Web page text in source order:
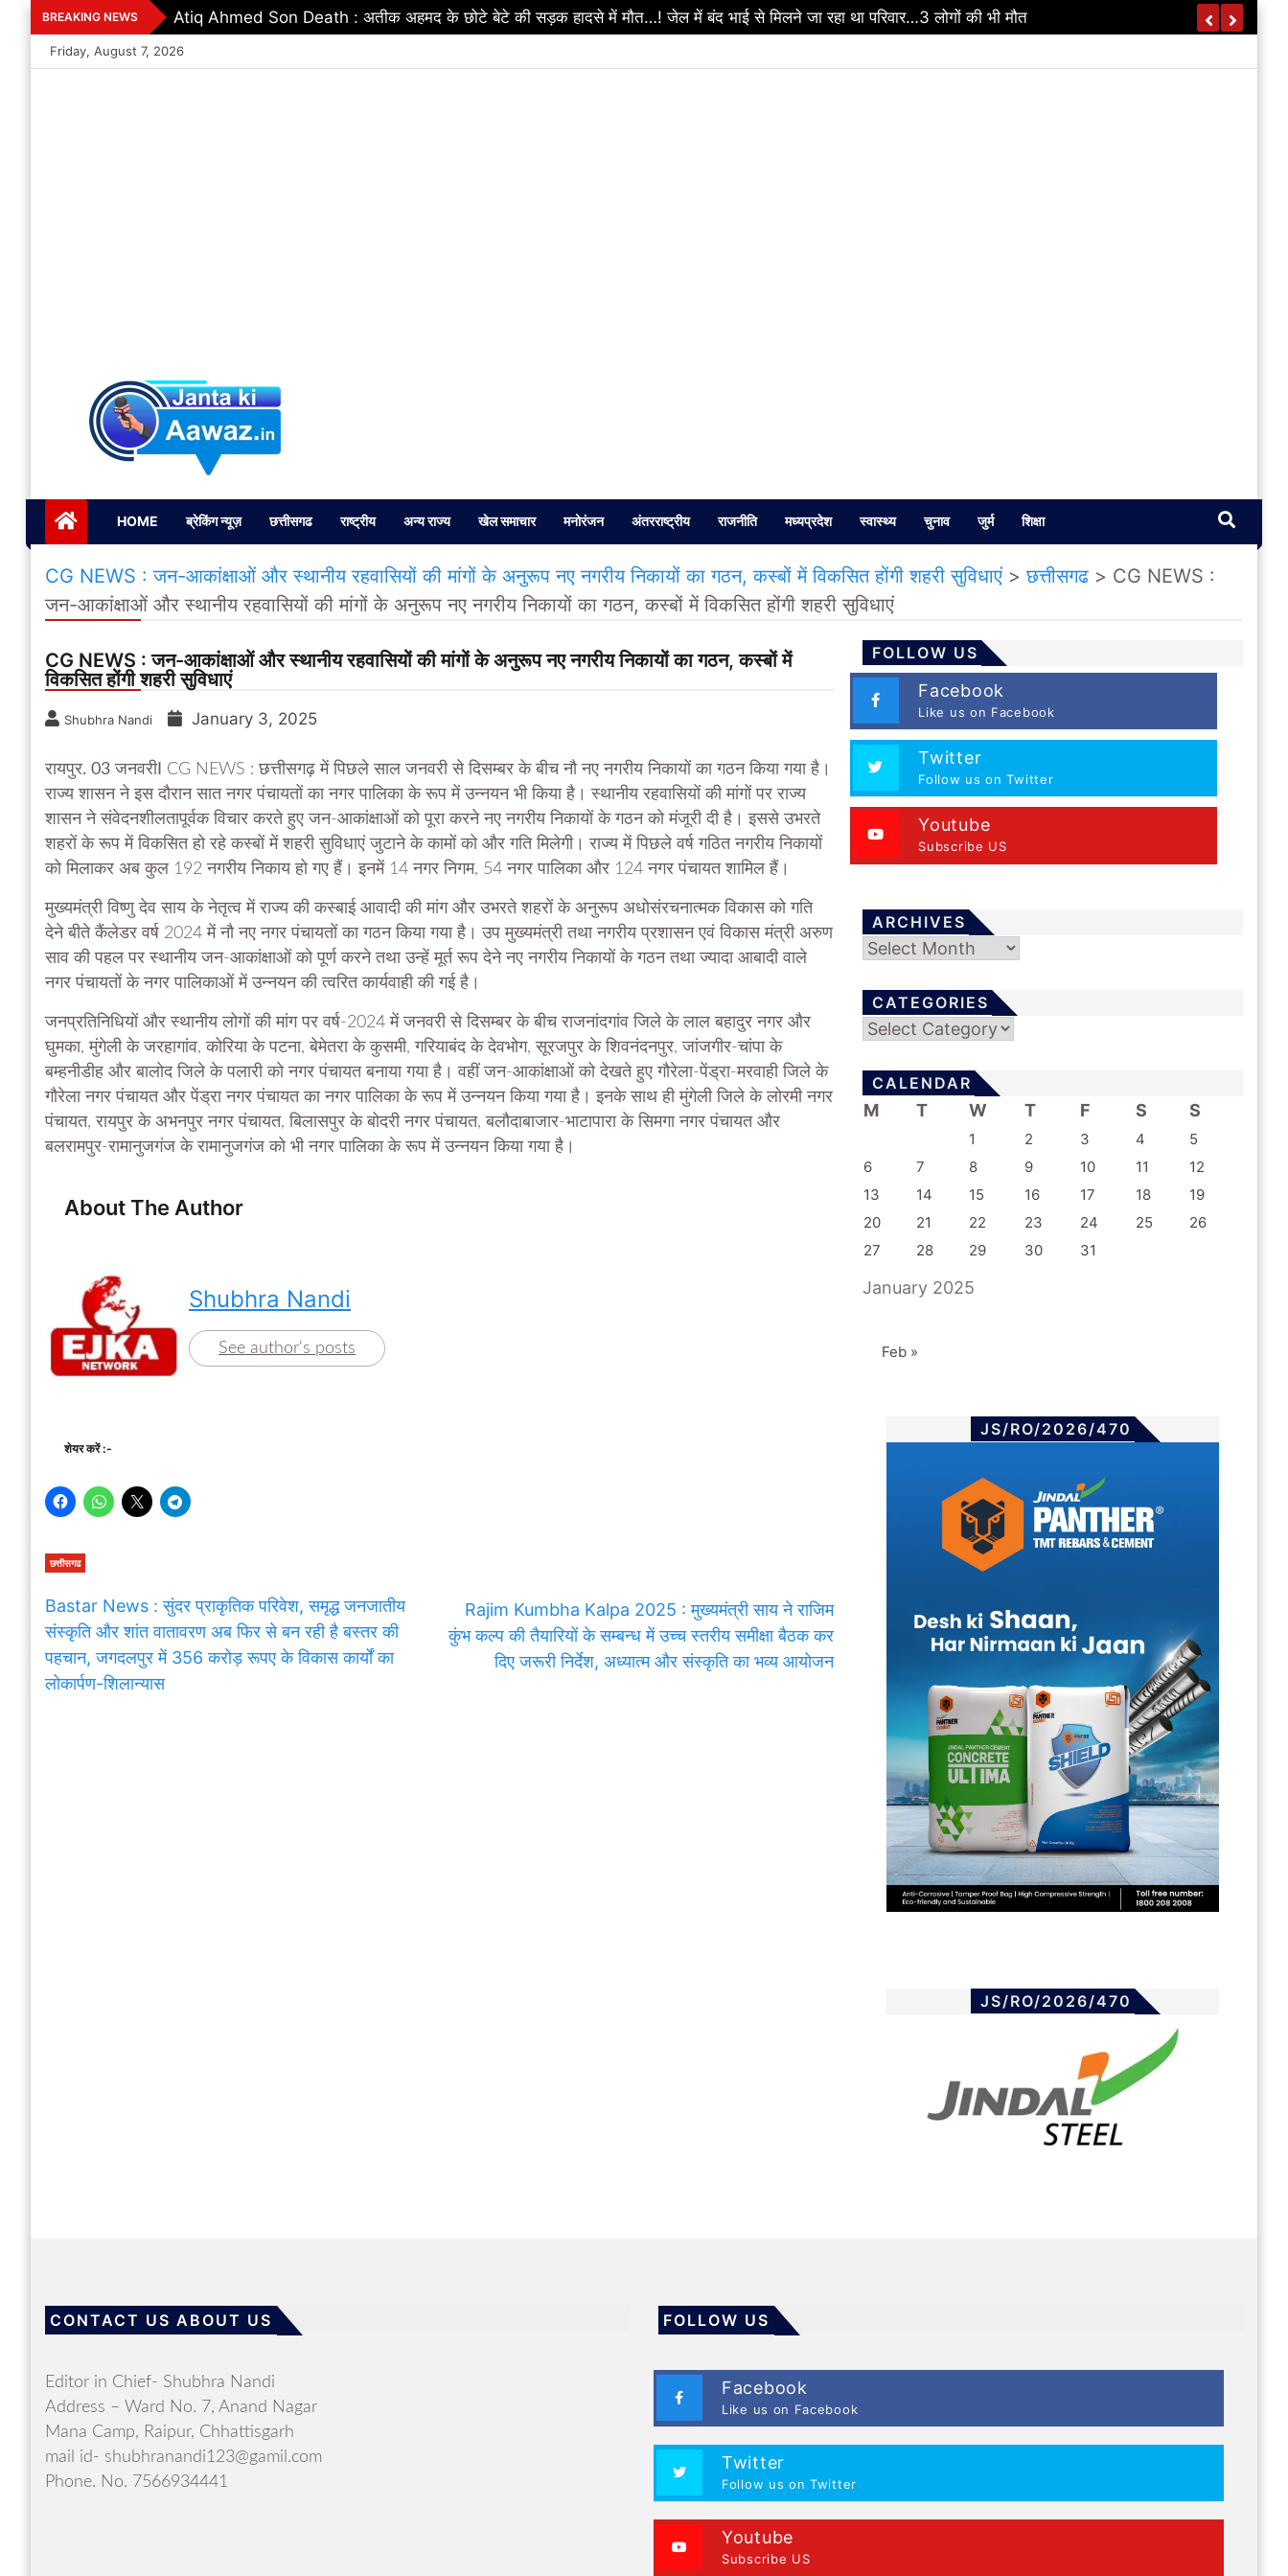
Skip
to
content
BREAKING NEWS Atiq Ahmed Son Death : अतीक अहमद के छोटे बेटे की सड़क हादसे में मौत…! जेल में बंद भाई से मिलने जा रहा था परिवार…3 लोगों की भी मौत
Friday, August 7, 2026
Janta ki Aawaz
HOME ब्रेकिंग न्यूज़ छत्तीसगढ राष्ट्रीय अन्य राज्य खेल समाचार मनोरंजन अंतरराष्ट्रीय राजनीति मध्यप्रदेश स्वास्थ्य चुनाव जुर्म शिक्षा
CG NEWS : जन-आकांक्षाओं और स्थानीय रहवासियों की मांगों के अनुरूप नए नगरीय निकायों का गठन, कस्बों में विकसित होंगी शहरी सुविधाएं>छत्तीसगढ > CG NEWS :
जन-आकांक्षाओं और स्थानीय रहवासियों की मांगों के अनुरूप नए नगरीय निकायों का गठन, कस्बों में विकसित होंगी शहरी सुविधाएं
CG NEWS : जन-आकांक्षाओं और स्थानीय रहवासियों की मांगों के अनुरूप नए नगरीय निकायों का गठन, कस्बों में
विकसित होंगी शहरी सुविधाएं
Shubhra Nandi January 3, 2025
रायपुर. 03 जनवरीI CG NEWS : छत्तीसगढ़ में पिछले साल जनवरी से दिसम्बर के बीच नौ नए नगरीय निकायों का गठन किया गया है।
राज्य शासन ने इस दौरान सात नगर पंचायतों का नगर पालिका के रूप में उन्नयन भी किया है। स्थानीय रहवासियों की मांगों पर राज्य
शासन ने संवेदनशीलतापूर्वक विचार करते हुए जन-आकांक्षाओं को पूरा करने नए नगरीय निकायों के गठन को मंजूरी दी है। इससे उभरते
शहरों के रूप में विकसित हो रहे कस्बों में शहरी सुविधाएं जुटाने के कामों को और गति मिलेगी। राज्य में पिछले वर्ष गठित नगरीय निकायों
को मिलाकर अब कुल 192 नगरीय निकाय हो गए हैं। इनमें 14 नगर निगम, 54 नगर पालिका और 124 नगर पंचायत शामिल हैं।
मुख्यमंत्री विष्णु देव साय के नेतृत्व में राज्य की कस्बाई आवादी की मांग और उभरते शहरों के अनुरूप अधोसंरचनात्मक विकास को गति
देने बीते कैंलेडर वर्ष 2024 में नौ नए नगर पंचायतों का गठन किया गया है। उप मुख्यमंत्री तथा नगरीय प्रशासन एवं विकास मंत्री अरुण
साव की पहल पर स्थानीय जन-आकांक्षाओं को पूर्ण करने तथा उन्हें मूर्त रूप देने नए नगरीय निकायों के गठन तथा ज्यादा आबादी वाले
नगर पंचायतों के नगर पालिकाओं में उन्नयन की त्वरित कार्यवाही की गई है।
जनप्रतिनिधियों और स्थानीय लोगों की मांग पर वर्ष-2024 में जनवरी से दिसम्बर के बीच राजनांदगांव जिले के लाल बहादुर नगर और
घुमका, मुंगेली के जरहागांव, कोरिया के पटना, बेमेतरा के कुसमी, गरियाबंद के देवभोग, सूरजपुर के शिवनंदनपुर, जांजगीर-चांपा के
बम्हनीडीह और बालोद जिले के पलारी को नगर पंचायत बनाया गया है। वहीं जन-आकांक्षाओं को देखते हुए गौरेला-पेंड्रा-मरवाही जिले के
गौरेला नगर पंचायत और पेंड्रा नगर पंचायत का नगर पालिका के रूप में उन्नयन किया गया है। इनके साथ ही मुंगेली जिले के लोरमी नगर
पंचायत, रायपुर के अभनपुर नगर पंचायत, बिलासपुर के बोदरी नगर पंचायत, बलौदाबाजार-भाटापारा के सिमगा नगर पंचायत और
बलरामपुर-रामानुजगंज के रामानुजगंज को भी नगर पालिका के रूप में उन्नयन किया गया है।
About The Author
Shubhra Nandi
See author's posts
शेयर करें :-
छत्तीसगढ
Bastar News : सुंदर प्राकृतिक परिवेश, समृद्ध जनजातीय
संस्कृति और शांत वातावरण अब फिर से बन रही है बस्तर की
पहचान, जगदलपुर में 356 करोड़ रूपए के विकास कार्यों का
लोकार्पण-शिलान्यास
Rajim Kumbha Kalpa 2025 : मुख्यमंत्री साय ने राजिम
कुंभ कल्प की तैयारियों के सम्बन्ध में उच्च स्तरीय समीक्षा बैठक कर
दिए जरूरी निर्देश, अध्यात्म और संस्कृति का भव्य आयोजन
FOLLOW US
Facebook
Like us on Facebook
Twitter
Follow us on Twitter
Youtube
Subscribe US
ARCHIVES
Archives
CATEGORIES
Categories
CALENDAR
January 2025
M T W T F S S
1 2 3 4
5
6
7 8 9 10 11
12
13
14 15 16 17 18
19
20
21 22 23 24 25
26
27
28 29 30 31
Feb »
JS/RO/2026/470
JS/RO/2026/470
CONTACT US ABOUT US
Editor in Chief- Shubhra Nandi
Address – Ward No. 7, Anand Nagar
Mana Camp, Raipur, Chhattisgarh
mail id- shubhranandi123@gamil.com
Phone. No. 7566934441
FOLLOW US
Facebook
Like us on Facebook
Twitter
Follow us on Twitter
Youtube
Subscribe US